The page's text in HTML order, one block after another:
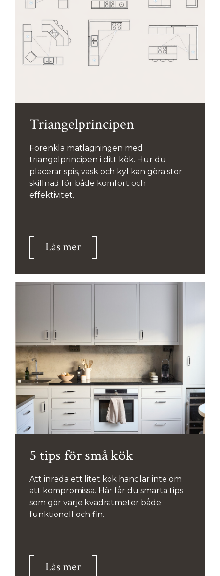
Triangelprincipen
Förenkla matlagningen med
triangelprincipen i ditt kök. Hur du
placerar spis, vask och kyl kan göra stor
skillnad för både komfort och
effektivitet.
Läs mer
5 tips för små kök
Att inreda ett litet kök handlar inte om
att kompromissa. Här får du smarta tips
som gör varje kvadratmeter både
funktionell och fin.
Läs mer